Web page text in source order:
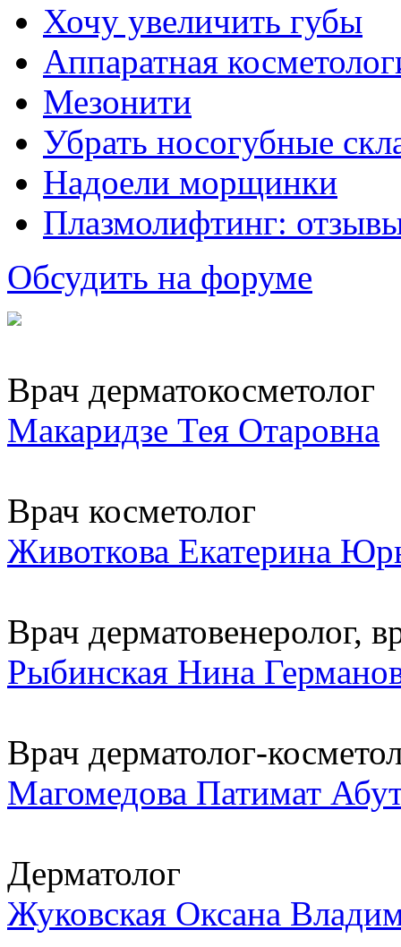
Хочу увеличить губы
Аппаратная
Мезонити
Убрать носогубные
Надоели морщинки
Плазмолифтинг:
Обсудить на форуме
Врач дерматокосметолог
Макаридзе Тея Отаровна
Врач косметолог
Животкова Екатерина
Врач дерматовенеролог,
Рыбинская Нина
Врач дерматолог-
Магомедова Патимат
Дерматолог
Жуковская Оксана